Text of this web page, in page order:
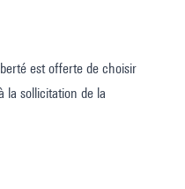
est offerte de choisir
la sollicitation de la